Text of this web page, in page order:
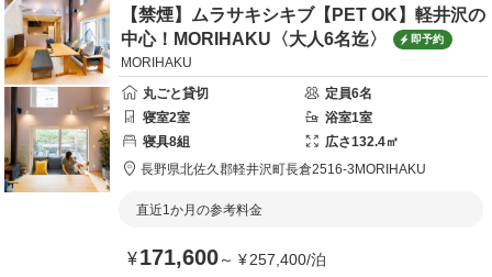
【禁煙】ムラサキシキブ【PET OK】軽井沢の
中心！MORIHAKU〈大人6名迄〉
即予約
MORIHAKU
丸ごと貸切
定員6名
寝室2室 浴室1室
寝具8組 広さ132.4㎡
長野県北佐久郡軽井沢町長倉2516-3 MORIHAKU
直近1か月の参考料金
¥171,600～ ¥257,400/泊